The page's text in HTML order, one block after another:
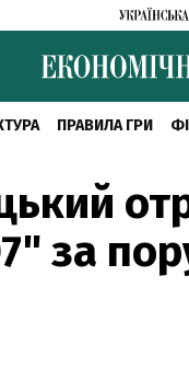
ПРАВИЛА ГРИ
за